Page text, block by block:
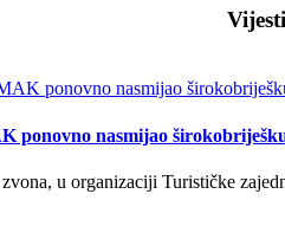
Vijesti
ponovno nasmijao
u organizaciji Turističke